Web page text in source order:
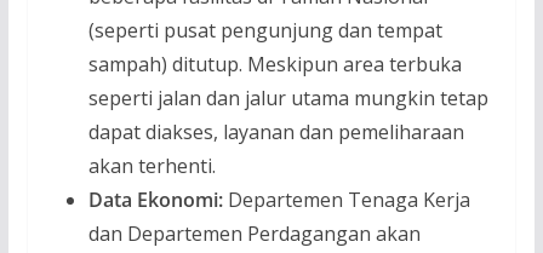
(seperti pusat pengunjung dan tempat
sampah) ditutup. Meskipun area terbuka
seperti jalan dan jalur utama mungkin tetap
dapat diakses, layanan dan pemeliharaan
akan terhenti.
Data Ekonomi:Departemen Tenaga Kerja
dan Departemen Perdagangan akan